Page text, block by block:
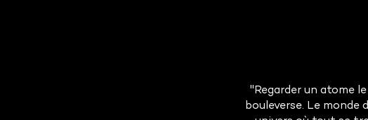
"Regarder un atome
bouleverse. Le monde